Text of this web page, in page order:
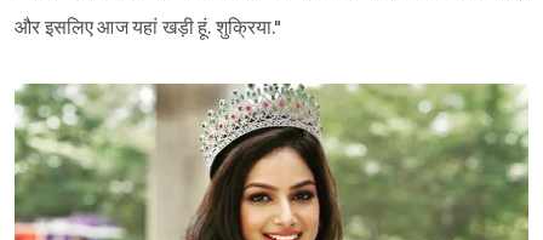
और इसलिए आज यहां खड़ी हूं. शुक्रिया."